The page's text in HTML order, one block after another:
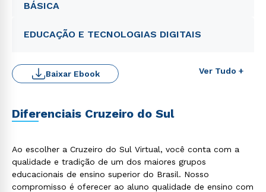
BÁSICA
EDUCAÇÃO E TECNOLOGIAS DIGITAIS
Ver Tudo +
Baixar Ebook
Diferenciais Cruzeiro do Sul
Ao escolher a Cruzeiro do Sul Virtual, você conta com a
qualidade e tradição de um dos maiores grupos
educacionais de ensino superior do Brasil. Nosso
compromisso é oferecer ao aluno qualidade de ensino com
Rápido e fácil
WhatsApp
ou